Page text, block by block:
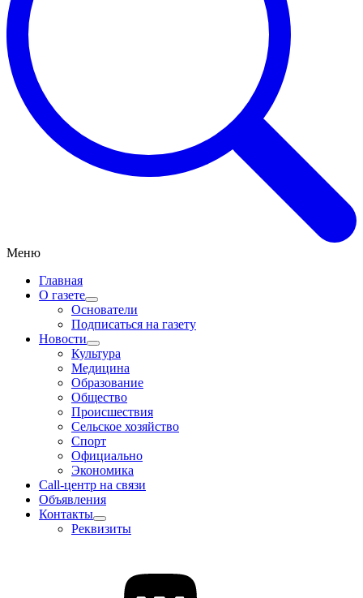
Меню
Главная
О газете
Основатели
Подписаться на газету
Новости
Культура
Медицина
Образование
Общество
Происшествия
Сельское хозяйство
Спорт
Официально
Экономика
Call-центр на связи
Объявления
Контакты
Реквизиты